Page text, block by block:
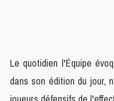
Le quotidien l'Équipe
dans son édition du jour,